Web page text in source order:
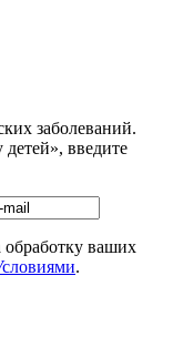
заболеваний.
введите
обработку ваших
.